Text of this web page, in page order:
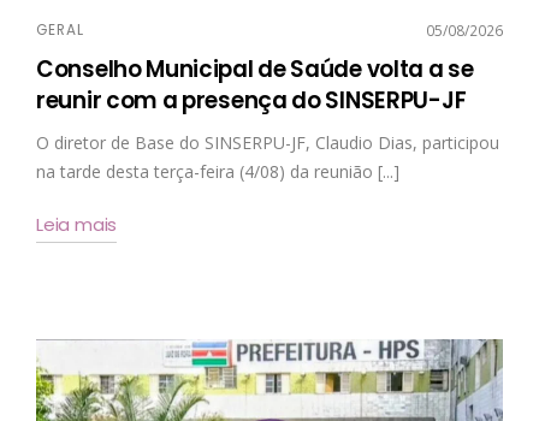
GERAL 05/08/2026
Conselho Municipal de Saúde volta a se
reunir com a presença do SINSERPU-JF
O diretor de Base do SINSERPU-JF, Claudio Dias, participou
na tarde desta terça-feira (4/08) da reunião [...]
Leia mais